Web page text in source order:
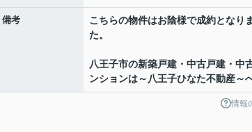
備考
こちらの物件はお陰様で成約となり
た。
八王子市の新築戸建・中古戸建・中
ンションは～八王子ひなた不動産～
情報